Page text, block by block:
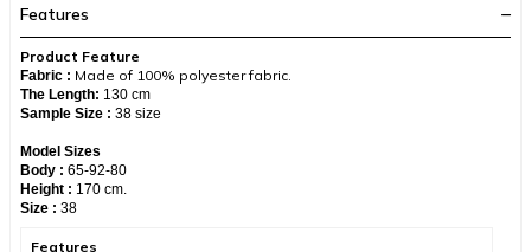
Features
Product Feature
Fabric : Made of 100% polyester fabric.
The Length: 130 cm
Sample Size : 38 size
Model Sizes
Body : 65-92-80
Height : 170 cm.
Size : 38
Features